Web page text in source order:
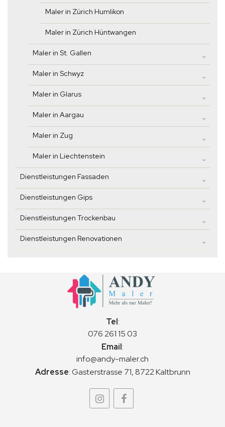
Maler in Zürich Humlikon
Maler in Zürich Hüntwangen
Maler in St. Gallen
Maler in Schwyz
Maler in Glarus
Maler in Aargau
Maler in Zug
Maler in Liechtenstein
Dienstleistungen Fassaden
Dienstleistungen Gips
Dienstleistungen Trockenbau
Dienstleistungen Renovationen
Tel:
076 261 15 03
Email:
info@andy-maler.ch
Adresse:Gasterstrasse 71, 8722 Kaltbrunn